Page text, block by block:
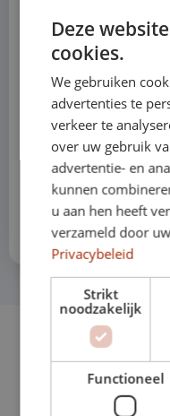
1.000 –
1.250 –
1.500 €
Havenstraat 28
5347 KK, Oss
Wegbeschreibung
Deze
cookies.
We gebruiken
advertenties te
verkeer te
over uw gebruik
advertentie- en
kunnen
u aan hen heeft
verzameld door
Privacybeleid
Strikt
noodzakelijk
Functioneel